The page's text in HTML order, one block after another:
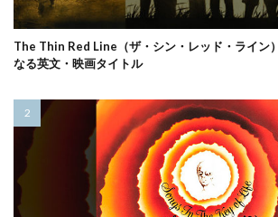
The Thin Red Line（ザ・シン・レッド・ライン
なる英文・映画タイトル